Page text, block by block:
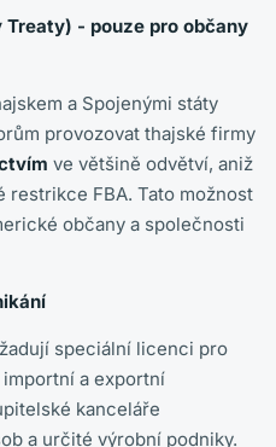
- pouze pro občany
a Spojenými státy
provozovat thajské firmy
ve většině odvětví, aniž
restrikce FBA. Tato možnost
občany a společnosti
speciální licenci pro
a exportní
kanceláře
a určité výrobní podniky.